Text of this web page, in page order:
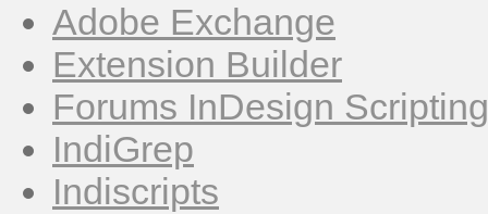
Adobe Exchange
Extension Builder
Forums InDesign Scripting
IndiGrep
Indiscripts